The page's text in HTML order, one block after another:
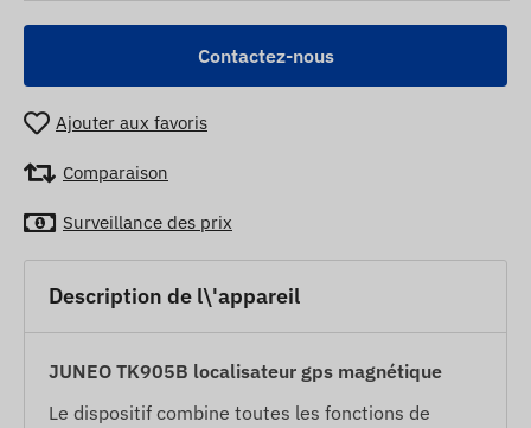
Contactez-nous
Ajouter aux favoris
Comparaison
Surveillance des prix
Description de l\'appareil
JUNEO TK905B localisateur gps magnétique
Le dispositif combine toutes les fonctions de